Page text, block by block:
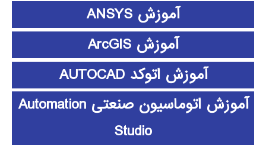
آموزش ANSYS
آموزش ArcGIS
آموزش اتوکد AUTOCAD
آموزش اتوماسیون صنعتی Automation
Studio